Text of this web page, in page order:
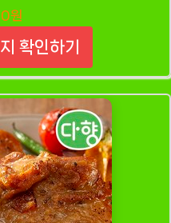
원
확인하기